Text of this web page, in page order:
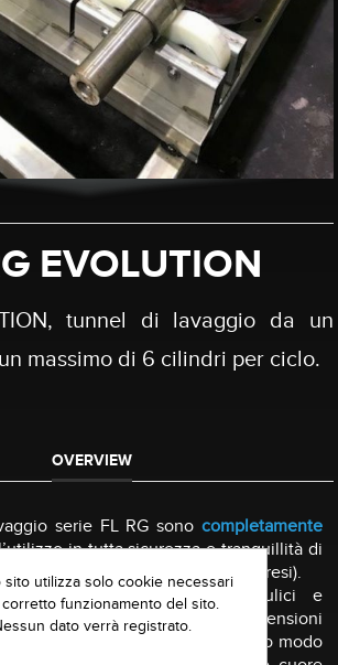
EVOLUTION
tunnel di lavaggio da un
massimo di 6 cilindri per ciclo.
OVERVIEW
serie FL RG sono completamente
in tutta sicurezza e tranquillità di
e non (acqua/detergente compresi).
con collegamenti idraulici e
con pennellature di grandi dimensioni
alla manutenzione. In questo modo
sito utilizza solo cookie necessari
funzionamento del sito.
dato verrà registrato.